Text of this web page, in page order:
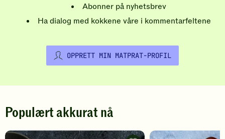
Abonner på nyhetsbrev
Ha dialog med kokkene våre i kommentarfeltene
OPPRETT MIN MATPRAT-PROFIL
Populært akkurat nå